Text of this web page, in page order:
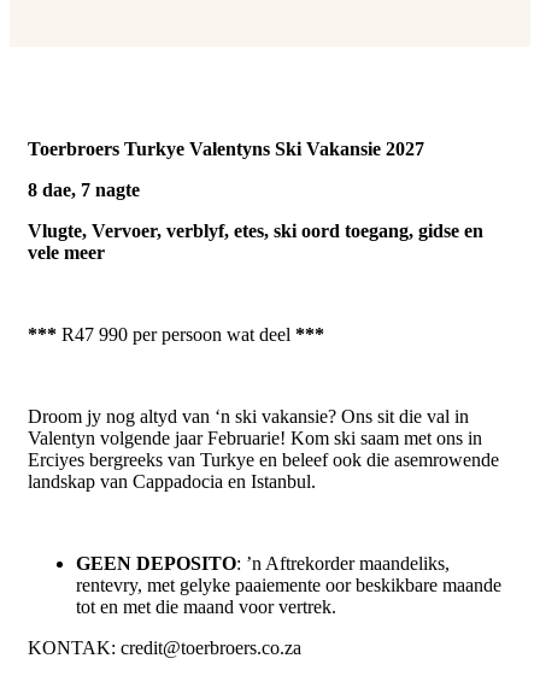
Toerbroers Turkye Valentyns Ski Vakansie 2027
8 dae, 7 nagte
Vlugte, Vervoer, verblyf, etes, ski oord toegang, gidse en
vele meer
*** R47 990 per persoon wat deel ***
Droom jy nog altyd van ‘n ski vakansie? Ons sit die val in
Valentyn volgende jaar Februarie! Kom ski saam met ons in
Erciyes bergreeks van Turkye en beleef ook die asemrowende
landskap van Cappadocia en Istanbul.
GEEN DEPOSITO: ’n Aftrekorder maandeliks,
rentevry, met gelyke paaiemente oor beskikbare maande
tot en met die maand voor vertrek.
KONTAK: credit@toerbroers.co.za